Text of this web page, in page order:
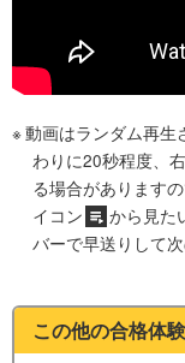
動画はランダム再生
わりに20秒程度、
る場合があります
イコン
から見た
バーで早送りして
この他の合格体